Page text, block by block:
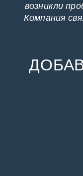
возникли
Компания